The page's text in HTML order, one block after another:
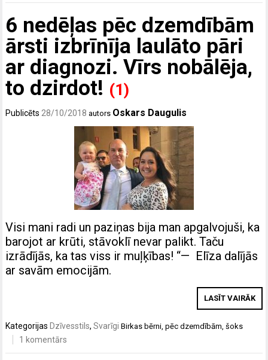
6 nedēļas pēc dzemdībām
ārsti izbrīnīja laulāto pāri
ar diagnozi. Vīrs nobālēja,
to dzirdot! (1)
Publicēts 28/10/2018 autors Oskars Daugulis
Visi mani radi un paziņas bija man apgalvojuši, ka
barojot ar krūti, stāvoklī nevar palikt. Taču
izrādījās, ka tas viss ir muļķības! “— Elīza dalījās
ar savām emocijām.
LASĪT VAIRĀK
KategorijasDzīvesstils,Svarīgi Birkasbērni ,pēc dzemdībām ,šoks
1 komentārs